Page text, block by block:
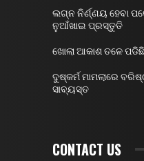
ଲଗ୍ନ ନିର୍ଣ୍ଣୟ ହେବା
ନୁଆଁଖାଇ ପ୍ରସ୍ତୁତି
ଖୋଲା ଆକାଶ ତଳେ
ଦୁଷ୍କର୍ମ ମାମଲାରେ
ସାବ୍ୟସ୍ତ
CONTACT US